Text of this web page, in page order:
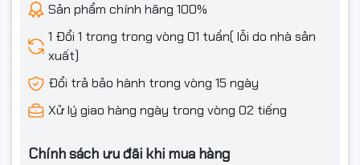
Sản phẩm chính hãng 100%
1 Đổi 1 trong trong vòng 01 tuần( lỗi do nhà sản
xuất)
Đổi trả bảo hành trong vòng 15 ngày
Xử lý giao hàng ngày trong vòng 02 tiếng
Chính sách ưu đãi khi mua hàng